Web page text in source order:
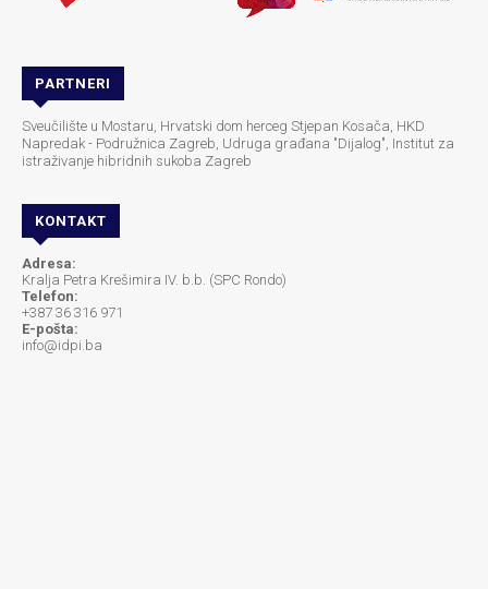
PARTNERI
Sveučilište u Mostaru, Hrvatski dom herceg Stjepan Kosača, HKD
Napredak - Podružnica Zagreb, Udruga građana "Dijalog", Institut za
istraživanje hibridnih sukoba Zagreb
KONTAKT
Adresa:
Kralja Petra Krešimira IV. b.b. (SPC Rondo)
Telefon:
+387 36 316 971
E-pošta:
info@idpi.ba